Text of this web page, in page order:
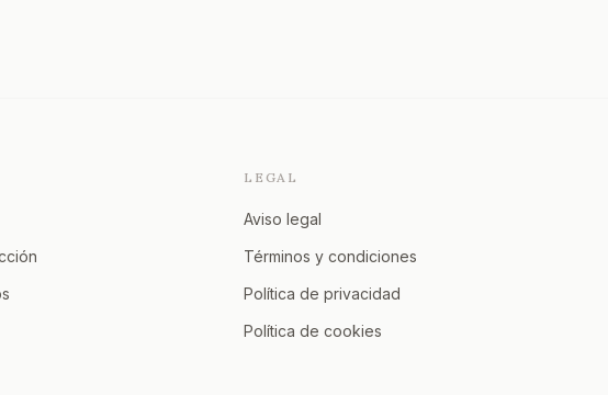
LEGAL
Aviso legal
Términos y condiciones
Política de privacidad
Política de cookies